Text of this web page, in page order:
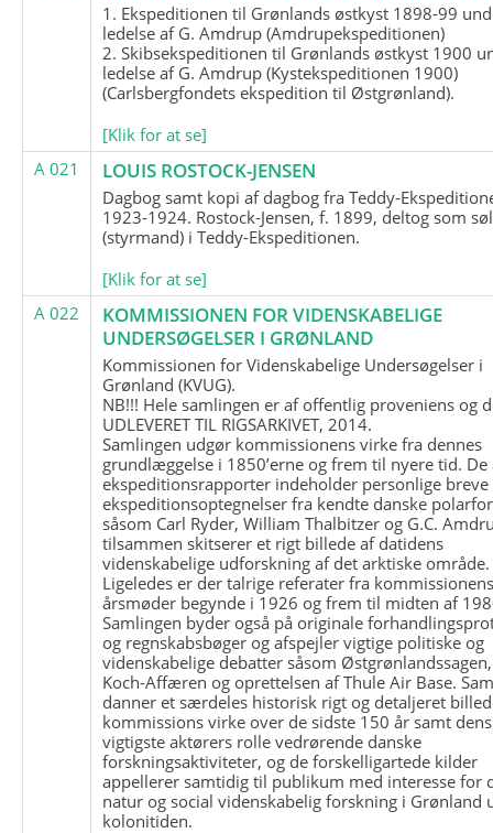
1. Ekspeditionen til Grønlands østkyst 1898-99
ledelse af G. Amdrup (Amdrupekspeditionen)
2. Skibsekspeditionen til Grønlands østkyst 1900
ledelse af G. Amdrup (Kystekspeditionen 1900)
(Carlsbergfondets ekspedition til Østgrønland).
[Klik for at se]
A 021
LOUIS ROSTOCK-JENSEN
Dagbog samt kopi af dagbog fra Teddy-
1923-1924. Rostock-Jensen, f. 1899, deltog som
(styrmand) i Teddy-Ekspeditionen.
[Klik for at se]
A 022
KOMMISSIONEN FOR VIDENSKABELIGE
UNDERSØGELSER I GRØNLAND
Kommissionen for Videnskabelige Undersøgelser i
Grønland (KVUG).
NB!!! Hele samlingen er af offentlig proveniens og
UDLEVERET TIL RIGSARKIVET, 2014.
Samlingen udgør kommissionens virke fra dennes
grundlæggelse i 1850’erne og frem til nyere tid.
ekspeditionsrapporter indeholder personlige breve
ekspeditionsoptegnelser fra kendte danske
såsom Carl Ryder, William Thalbitzer og G.C.
tilsammen skitserer et rigt billede af datidens
videnskabelige udforskning af det arktiske område.
Ligeledes er der talrige referater fra
årsmøder begynde i 1926 og frem til midten af
Samlingen byder også på originale
og regnskabsbøger og afspejler vigtige politiske og
videnskabelige debatter såsom
Koch-Affæren og oprettelsen af Thule Air Base.
danner et særdeles historisk rigt og detaljeret
kommissions virke over de sidste 150 år samt dens
vigtigste aktørers rolle vedrørende danske
forskningsaktiviteter, og de forskelligartede kilder
appellerer samtidig til publikum med interesse for
natur og social videnskabelig forskning i Grønland
kolonitiden.